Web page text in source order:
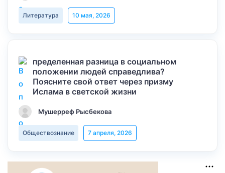
Литература 10 мая, 2026
пределенная разница в социальном
положении людей справедлива?
Поясните свой ответ через призму
Ислама в светской жизни
Мушерреф Рысбекова
Обществознание 7 апреля, 2026